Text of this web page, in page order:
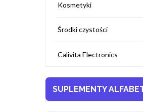
Kosmetyki
Środki czystości
Calivita Electronics
SUPLEMENTY